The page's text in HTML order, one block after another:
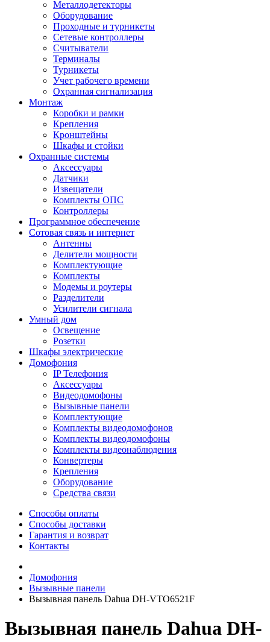
Металлодетекторы
Оборудование
Проходные и турникеты
Сетевые контроллеры
Считыватели
Терминалы
Турникеты
Учет рабочего времени
Охранная сигнализация
Монтаж
Коробки и рамки
Крепления
Кронштейны
Шкафы и стойки
Охранные системы
Аксессуары
Датчики
Извещатели
Комплекты ОПС
Контроллеры
Программное обеспечение
Сотовая связь и интернет
Антенны
Делители мощности
Комплектующие
Комплекты
Модемы и роутеры
Разделители
Усилители сигнала
Умный дом
Освещение
Розетки
Шкафы электрические
Домофония
IP Телефония
Аксессуары
Видеодомофоны
Вызывные панели
Комплектующие
Комплекты видеодомофонов
Комплекты видеодомофоны
Комплекты видеонаблюдения
Конвертеры
Крепления
Оборудование
Средства связи
Способы оплаты
Способы доставки
Гарантия и возврат
Контакты
Домофония
Вызывные панели
Вызывная панель Dahua DH-VTO6521F
Вызывная панель Dahua DH-